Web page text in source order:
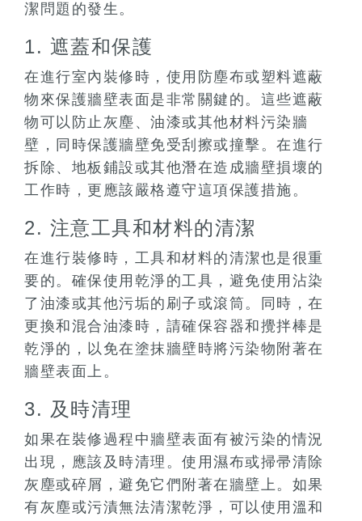
潔問題的發生。
1. 遮蓋和保護
在進行室內裝修時，使用防塵布或塑料遮蔽
物來保護牆壁表面是非常關鍵的。這些遮蔽
物可以防止灰塵、油漆或其他材料污染牆
壁，同時保護牆壁免受刮擦或撞擊。在進行
拆除、地板鋪設或其他潛在造成牆壁損壞的
工作時，更應該嚴格遵守這項保護措施。
2. 注意工具和材料的清潔
在進行裝修時，工具和材料的清潔也是很重
要的。確保使用乾淨的工具，避免使用沾染
了油漆或其他污垢的刷子或滾筒。同時，在
更換和混合油漆時，請確保容器和攪拌棒是
乾淨的，以免在塗抹牆壁時將污染物附著在
牆壁表面上。
3. 及時清理
如果在裝修過程中牆壁表面有被污染的情況
出現，應該及時清理。使用濕布或掃帚清除
灰塵或碎屑，避免它們附著在牆壁上。如果
有灰塵或污漬無法清潔乾淨，可以使用溫和